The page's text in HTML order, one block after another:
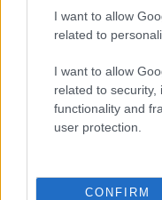
I want to allow
related to
I want to allow
related to security,
functionality and
user protection.
CONFIRM
ΣΧΌΛΙΑ